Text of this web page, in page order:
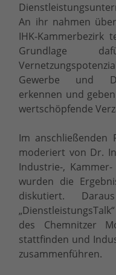
An ihr nahmen
IHK-Kammerbezirk
Grundlage
Gewerbe und
erkennen und
wertschöpfende
Im anschließenden
moderiert von Dr.
Industrie-,
wurden die
diskutiert.
des Chemnitzer
stattfinden und
zusammenführen.